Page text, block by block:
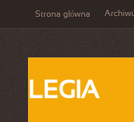
Strona główna
LEGIA